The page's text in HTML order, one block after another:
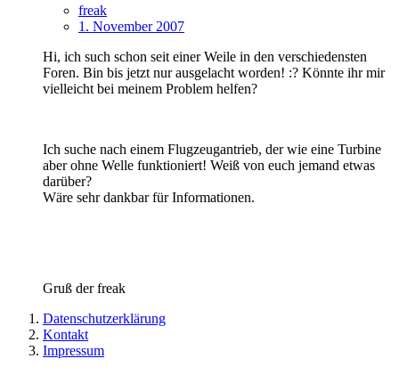
freak
1. November 2007
Hi, ich such schon seit einer Weile in den verschiedensten
Foren. Bin bis jetzt nur ausgelacht worden! :? Könnte ihr mir
vielleicht bei meinem Problem helfen?
Ich suche nach einem Flugzeugantrieb, der wie eine Turbine
aber ohne Welle funktioniert! Weiß von euch jemand etwas
darüber?
Wäre sehr dankbar für Informationen.
Gruß der freak
Datenschutzerklärung
Kontakt
Impressum